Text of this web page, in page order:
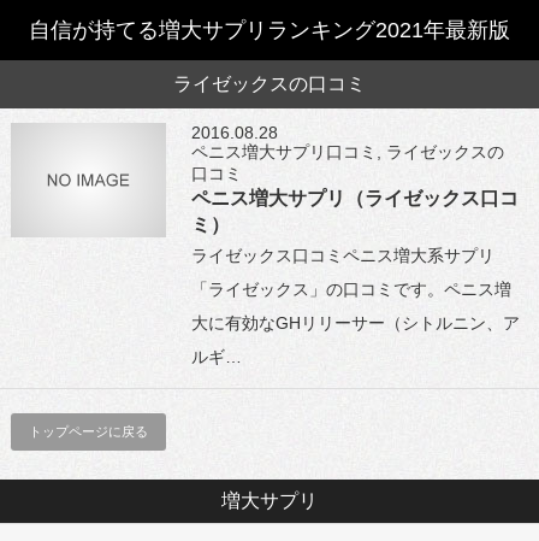
自信が持てる増大サプリランキング2021年最新版
ライゼックスの口コミ
2016.08.28
ペニス増大サプリ口コミ
ライゼックスの
口コミ
ペニス増大サプリ（ライゼックス口コ
ミ）
ライゼックス口コミペニス増大系サプリ
「ライゼックス」の口コミです。ペニス増
大に有効なGHリリーサー（シトルニン、ア
ルギ…
トップページに戻る
増大サプリ